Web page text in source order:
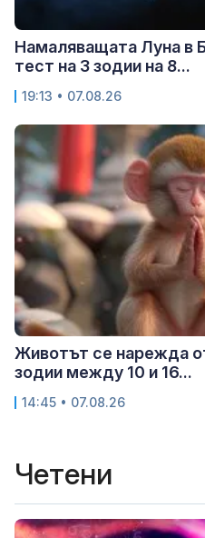
Намаляващата Луна в
тест на 3 зодии на 8...
19:13 • 07.08.26
Животът се нарежда
зодии между 10 и 16...
14:45 • 07.08.26
Четени